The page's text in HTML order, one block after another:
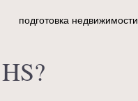
подготовка недвижимости